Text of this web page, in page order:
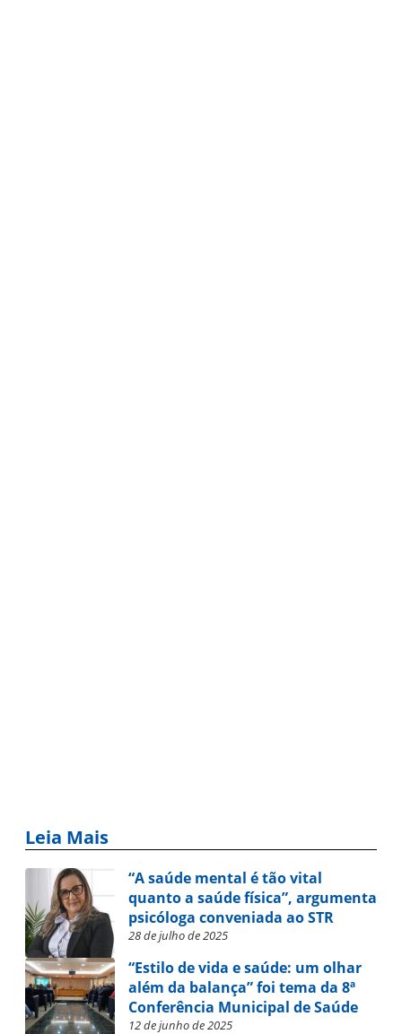
Leia Mais
“A saúde mental é tão vital
quanto a saúde física”, argumenta
psicóloga conveniada ao STR
28 de julho de 2025
“Estilo de vida e saúde: um olhar
além da balança” foi tema da 8ª
Conferência Municipal de Saúde
12 de junho de 2025